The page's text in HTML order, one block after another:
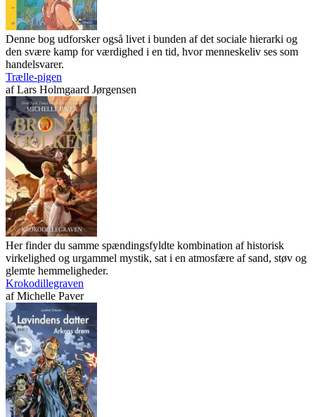
Denne bog udforsker også livet i bunden af det sociale hierarki og
den svære kamp for værdighed i en tid, hvor menneskeliv ses som
handelsvarer.
Trælle-pigen
afLars Holmgaard Jørgensen
Her finder du samme spændingsfyldte kombination af historisk
virkelighed og urgammel mystik, sat i en atmosfære af sand, støv og
glemte hemmeligheder.
Krokodillegraven
afMichelle Paver